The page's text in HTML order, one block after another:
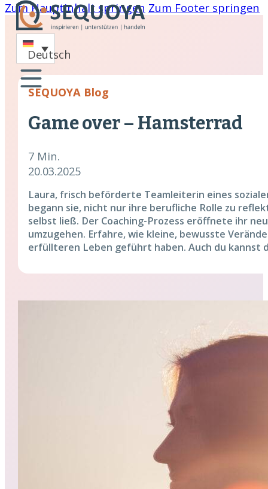
Zum Hauptinhalt springen Zum Footer springen
Deutsch
SEQUOYA Blog
Game over – Hamsterrad
7 Min.
20.03.2025
Laura, frisch beförderte Teamleiterin eines
begann sie, nicht nur ihre berufliche Rolle zu
selbst ließ. Der Coaching-Prozess eröffnete ihr
umzugehen. Erfahre, wie kleine, bewusste
erfüllteren Leben geführt haben. Auch du kannst